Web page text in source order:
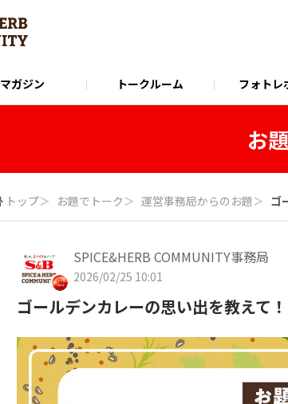
マガジン トークルーム フォトレ
お
トップ＞ お題でトーク ＞ 運営事務局からのお題＞ ゴ
SPICE&HERB COMMUNITY事務局
2026/02/25 10:01
ゴールデンカレーの思い出を教えて！